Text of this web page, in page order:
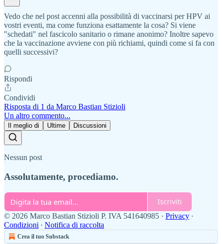
Vedo che nel post accenni alla possibilità di vaccinarsi per HPV ai
vostri eventi, ma come funziona esattamente la cosa? Si viene
"schedati" nel fascicolo sanitario o rimane anonimo? Inoltre sapevo
che la vaccinazione avviene con più richiami, quindi come si fa con
quelli successivi?
Rispondi
Condividi
Risposta di 1 da Marco Bastian Stizioli
Un altro commento...
Il meglio di Ultime Discussioni
Nessun post
Assolutamente, procediamo.
Iscriviti
© 2026 Marco Bastian Stizioli P. IVA 541640985 · Privacy ∙
Condizioni ∙ Notifica di raccolta
Crea il tuo Substack